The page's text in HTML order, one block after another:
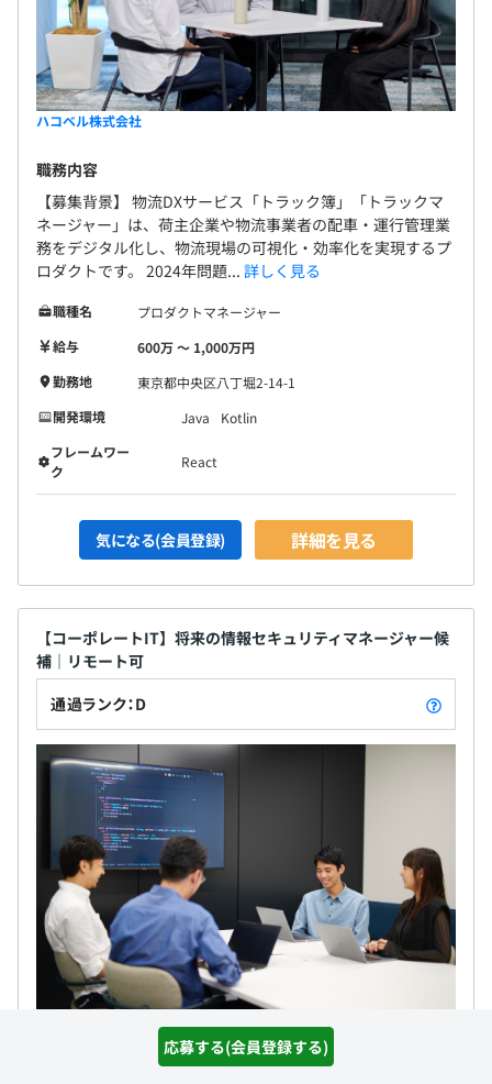
応募する(会員登録する)
ハコベル株式会社
職務内容
【募集背景】 物流DXサービス「トラック簿」「トラックマ
ネージャー」は、荷主企業や物流事業者の配車・運行管理業
務をデジタル化し、物流現場の可視化・効率化を実現するプ
ロダクトです。 2024年問題... 詳しく見る
職種名
プロダクトマネージャー
給与
600万 〜 1,000万円
勤務地
東京都中央区八丁堀2-14-1
開発環境
Java
Kotlin
フレームワー
ク
React
気になる(会員登録) 詳細を見る
【コーポレートIT】将来の情報セキュリティマネージャー候
補｜リモート可
通過ランク：D